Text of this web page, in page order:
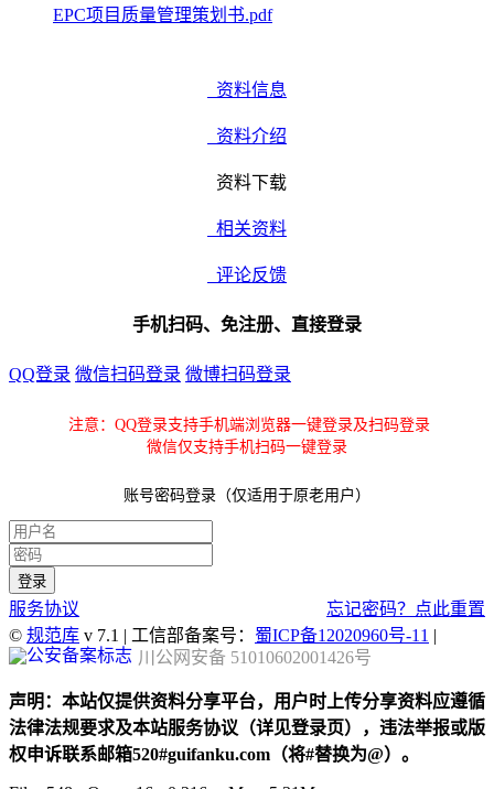
EPC项目质量管理策划书.pdf
资料信息
资料介绍
资料下载
相关资料
评论反馈
手机扫码、免注册、直接登录
QQ登录 微信扫码登录 微博扫码登录
注意：QQ登录支持手机端浏览器一键登录及扫码登录
微信仅支持手机扫码一键登录
账号密码登录（仅适用于原老用户）
服务协议
忘记密码？点此重置
© 规范库 v 7.1 | 工信部备案号： 蜀ICP备12020960号-11 |
川公网安备 51010602001426号
声明：本站仅提供资料分享平台，用户时上传分享资料应遵循
法律法规要求及本站服务协议（详见登录页），违法举报或版
权申诉联系邮箱520#guifanku.com（将#替换为@）。